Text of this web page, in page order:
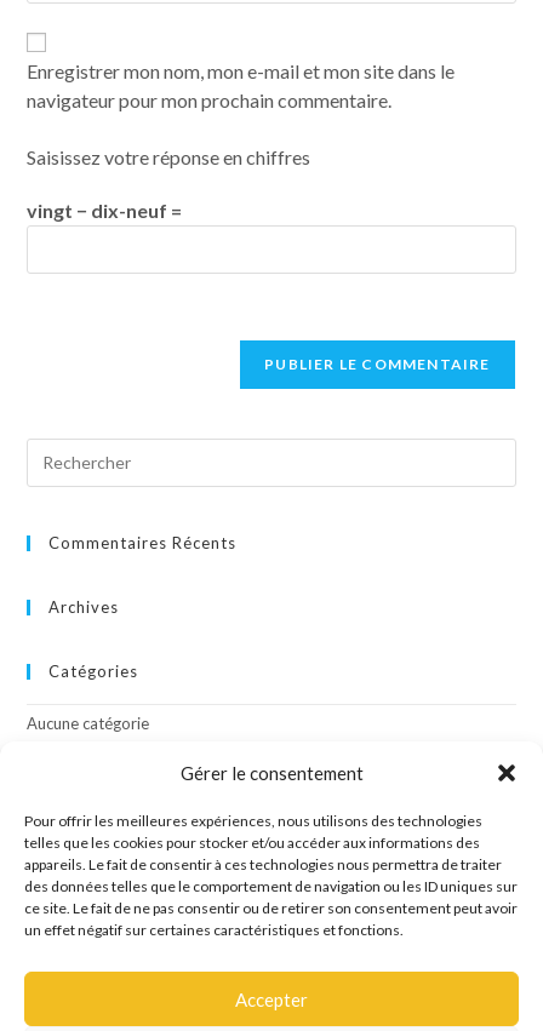
Gérer le consentement
Pour offrir les meilleures expériences, nous utilisons des technologies
telles que les cookies pour stocker et/ou accéder aux informations des
appareils. Le fait de consentir à ces technologies nous permettra de traiter
des données telles que le comportement de navigation ou les ID uniques sur
ce site. Le fait de ne pas consentir ou de retirer son consentement peut avoir
un effet négatif sur certaines caractéristiques et fonctions.
Accepter
Enregistrer mon nom, mon e-mail et mon site dans le
navigateur pour mon prochain commentaire.
Saisissez votre réponse en chiffres
vingt − dix-neuf =
Commentaires Récents
Archives
Catégories
Aucune catégorie
Connexion
Flux des publications
Flux des commentaires
Site de WordPress-FR